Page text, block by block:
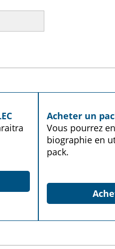
Acheter un
Vous pourrez
biographie en
pack.